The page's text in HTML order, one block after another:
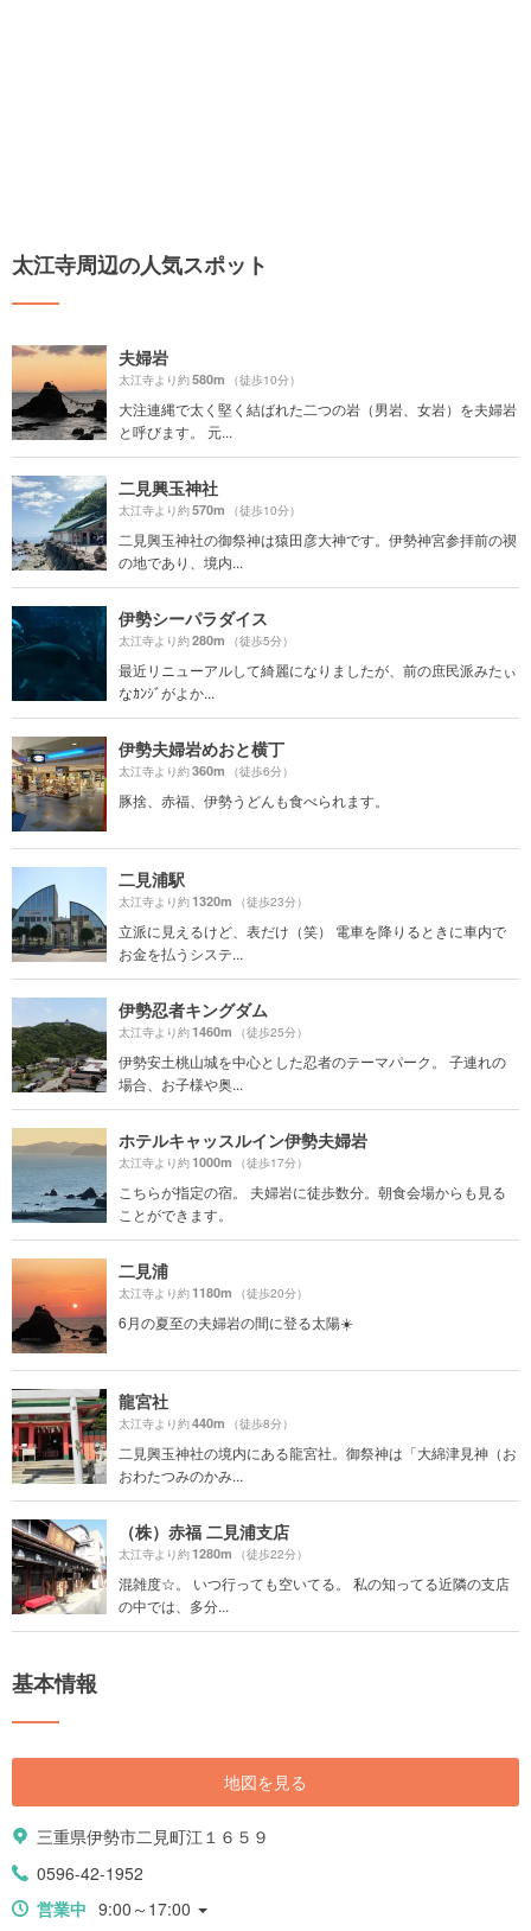
太江寺周辺の人気スポット
夫婦岩
太江寺より約580m （徒歩10分）
大注連縄で太く堅く結ばれた二つの岩（男岩、女岩）を夫婦岩
と呼びます。 元...
二見興玉神社
太江寺より約570m （徒歩10分）
二見興玉神社の御祭神は猿田彦大神です。伊勢神宮参拝前の禊
の地であり、境内...
伊勢シーパラダイス
太江寺より約280m （徒歩5分）
最近リニューアルして綺麗になりましたが、前の庶民派みたぃ
なｶﾝｼﾞがよか...
伊勢夫婦岩めおと横丁
太江寺より約360m （徒歩6分）
豚捨、赤福、伊勢うどんも食べられます。
二見浦駅
太江寺より約1320m （徒歩23分）
立派に見えるけど、表だけ（笑） 電車を降りるときに車内で
お金を払うシステ...
伊勢忍者キングダム
太江寺より約1460m （徒歩25分）
伊勢安土桃山城を中心とした忍者のテーマパーク。 子連れの
場合、お子様や奥...
ホテルキャッスルイン伊勢夫婦岩
太江寺より約1000m （徒歩17分）
こちらが指定の宿。 夫婦岩に徒歩数分。朝食会場からも見る
ことができます。
二見浦
太江寺より約1180m （徒歩20分）
6月の夏至の夫婦岩の間に登る太陽☀️
龍宮社
太江寺より約440m （徒歩8分）
二見興玉神社の境内にある龍宮社。御祭神は「大綿津見神（お
おわたつみのかみ...
（株）赤福 二見浦支店
太江寺より約1280m （徒歩22分）
混雑度☆。 いつ行っても空いてる。 私の知ってる近隣の支店
の中では、多分...
基本情報
地図を見る
三重県伊勢市二見町江１６５９
0596-42-1952
営業中 9:00～17:00